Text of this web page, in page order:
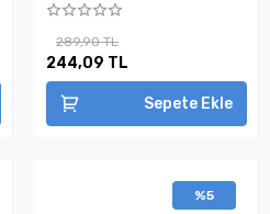
289,90 TL
244,09 TL
Sepete Ekle
%5